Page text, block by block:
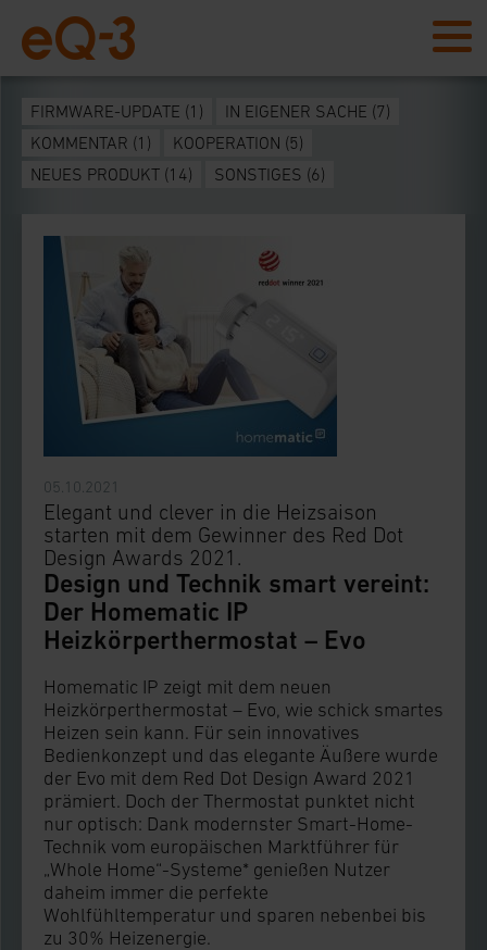
FIRMWARE-UPDATE (1) IN EIGENER SACHE (7)
KOMMENTAR (1) KOOPERATION (5)
NEUES PRODUKT (14) SONSTIGES (6)
05.10.2021
Design und Technik smart vereint:
Der Homematic IP
Heizkörperthermostat – Evo
Elegant und clever in die Heizsaison
starten mit dem Gewinner des Red Dot
Design Awards 2021.
Homematic IP zeigt mit dem neuen
Heizkörperthermostat – Evo, wie schick smartes
Heizen sein kann. Für sein innovatives
Bedienkonzept und das elegante Äußere wurde
der Evo mit dem Red Dot Design Award 2021
prämiert. Doch der Thermostat punktet nicht
nur optisch: Dank modernster Smart-Home-
Technik vom europäischen Marktführer für
„Whole Home“-Systeme* genießen Nutzer
daheim immer die perfekte
Wohlfühltemperatur und sparen nebenbei bis
zu 30% Heizenergie.